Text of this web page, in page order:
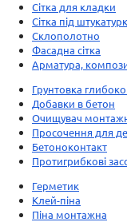
Сітка для кладки
Сітка під
Склополотно
Фасадна сітка
Арматура,
Грунтовка
Добавки в бетон
Очищувач
Просочення для
Бетоноконтакт
Протигрибкові
Герметик
Клей-піна
Піна монтажна